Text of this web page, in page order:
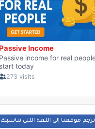
ترجم موقعنا إلى اللغة اللتي تناسبك